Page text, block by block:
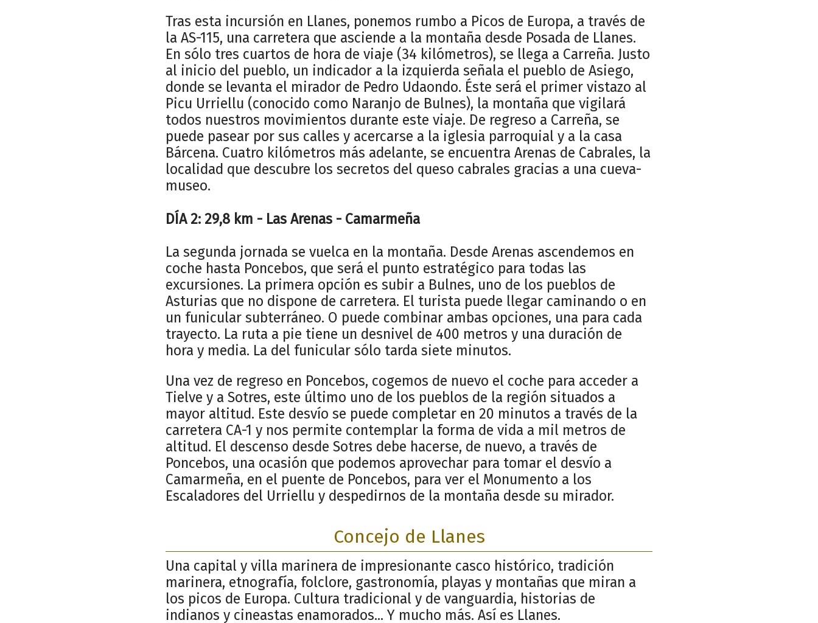
Tras esta incursión en Llanes, ponemos rumbo a Picos de Europa, a través de
la AS-115, una carretera que asciende a la montaña desde Posada de Llanes.
En sólo tres cuartos de hora de viaje (34 kilómetros), se llega a Carreña. Justo
al inicio del pueblo, un indicador a la izquierda señala el pueblo de Asiego,
donde se levanta el mirador de Pedro Udaondo. Éste será el primer vistazo al
Picu Urriellu (conocido como Naranjo de Bulnes), la montaña que vigilará
todos nuestros movimientos durante este viaje. De regreso a Carreña, se
puede pasear por sus calles y acercarse a la iglesia parroquial y a la casa
Bárcena. Cuatro kilómetros más adelante, se encuentra Arenas de Cabrales, la
localidad que descubre los secretos del queso cabrales gracias a una cueva-
museo.
DÍA 2: 29,8 km - Las Arenas - Camarmeña
La segunda jornada se vuelca en la montaña. Desde Arenas ascendemos en
coche hasta Poncebos, que será el punto estratégico para todas las
excursiones. La primera opción es subir a Bulnes, uno de los pueblos de
Asturias que no dispone de carretera. El turista puede llegar caminando o en
un funicular subterráneo. O puede combinar ambas opciones, una para cada
trayecto. La ruta a pie tiene un desnivel de 400 metros y una duración de
hora y media. La del funicular sólo tarda siete minutos.
Una vez de regreso en Poncebos, cogemos de nuevo el coche para acceder a
Tielve y a Sotres, este último uno de los pueblos de la región situados a
mayor altitud. Este desvío se puede completar en 20 minutos a través de la
carretera CA-1 y nos permite contemplar la forma de vida a mil metros de
altitud. El descenso desde Sotres debe hacerse, de nuevo, a través de
Poncebos, una ocasión que podemos aprovechar para tomar el desvío a
Camarmeña, en el puente de Poncebos, para ver el Monumento a los
Escaladores del Urriellu y despedirnos de la montaña desde su mirador.
Concejo de Llanes
Una capital y villa marinera de impresionante casco histórico, tradición
marinera, etnografía, folclore, gastronomía, playas y montañas que miran a
los picos de Europa. Cultura tradicional y de vanguardia, historias de
indianos y cineastas enamorados... Y mucho más. Así es Llanes.